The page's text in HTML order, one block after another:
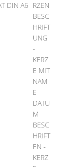
DIN A6